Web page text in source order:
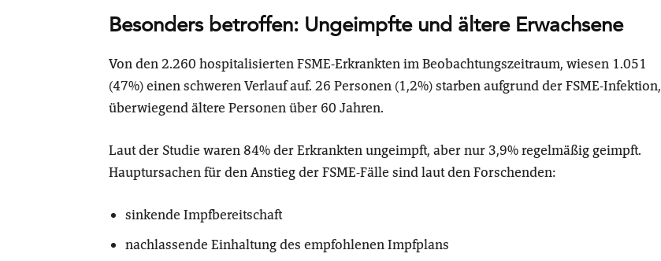
Besonders betroffen: Ungeimpfte und ältere Erwachsene
Von den 2.260 hospitalisierten FSME-Erkrankten im Beobachtungszeitraum, wiesen 1.051
(47%) einen schweren Verlauf auf. 26 Personen (1,2%) starben aufgrund der FSME-Infektion,
überwiegend ältere Personen über 60 Jahren.
Laut der Studie waren 84% der Erkrankten ungeimpft, aber nur 3,9% regelmäßig geimpft.
Hauptursachen für den Anstieg der FSME-Fälle sind laut den Forschenden:
sinkende Impfbereitschaft
nachlassende Einhaltung des empfohlenen Impfplans